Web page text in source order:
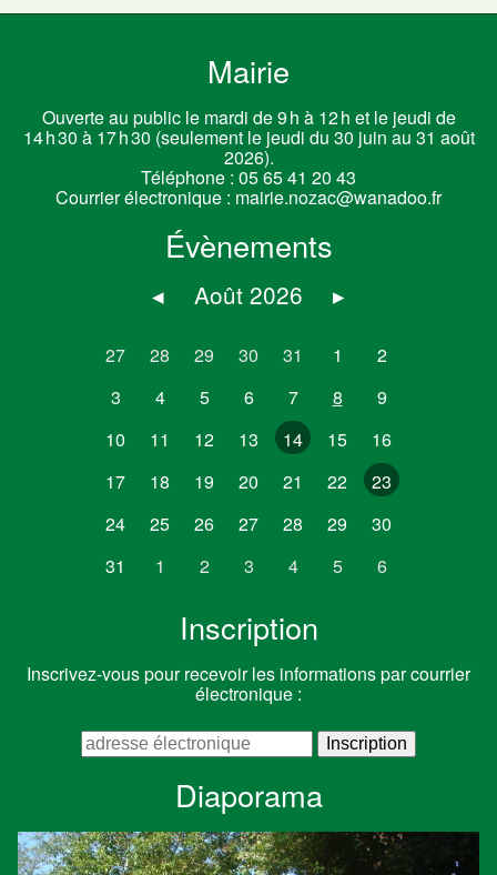
Mairie
Ouverte au public le mardi de 9 h à 12 h et le jeudi de
14 h 30 à 17 h 30 (seulement le jeudi du 30 juin au 31 août
2026).
Téléphone : 05 65 41 20 43
Courrier électronique : mairie.nozac@wanadoo.fr
Évènements
◂ Août 2026 ▸
27 28 29 30 31 1
2
3
4 5 6 7 8
9
10
11 12 13 14 15
16
17
18 19 20 21 22
23
24
25 26 27 28 29
30
31
1 2 3 4 5 6
Inscription
Inscrivez-vous pour recevoir les informations par courrier
électronique :
Diaporama